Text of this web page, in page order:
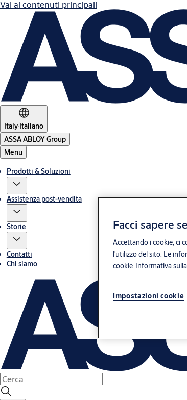
Vai ai contenuti principali
Italy·Italiano
ASSA ABLOY Group
Menu
Prodotti & Soluzioni
Assistenza post-vendita
Storie
Contatti
Chi siamo
Facci sapere
Accettando i cookie, ci
l'utilizzo del sito. Le
cookie Informativa
Impostazioni cookie